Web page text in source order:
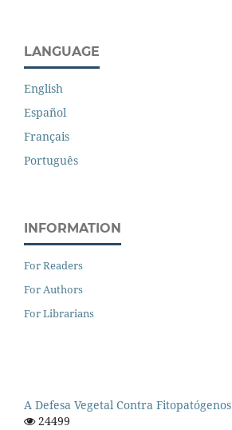
LANGUAGE
English
Español
Français
Português
INFORMATION
For Readers
For Authors
For Librarians
A Defesa Vegetal Contra Fitopatógenos
24499